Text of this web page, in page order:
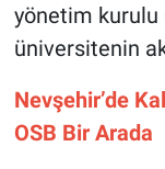
yönetim kurulu
üniversitenin
Nevşehir’de
OSB Bir Arada
Magazin
Çevre